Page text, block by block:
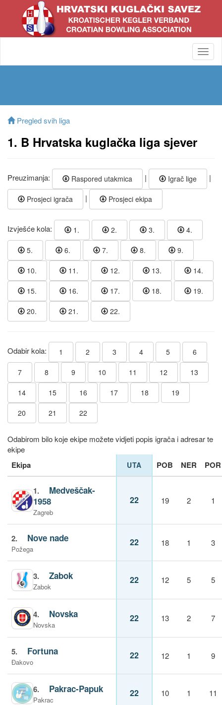
Pregled svih liga
1. B Hrvatska kuglačka liga sjever
Preuzimanja: Raspored utakmica | Igrač lige |
Prosjeci igrača | Prosjeci ekipa
Izvješće kola: 1. 2. 3. 4.
5. 6. 7. 8. 9.
10. 11. 12. 13. 14.
15. 16. 17. 18. 19.
20. 21. 22.
Odabir kola: 1 2 3 4 5 6
7 8 9 10 11 12 13
14 15 16 17 18 19
20 21 22
Odabirom bilo koje ekipe možete vidjeti popis igrača i adresar te
ekipe
Ekipa UTA POB NER POR
1.
Medveščak-
1958
Zagreb
22 19 2 1
2. Nove nade
Požega
22 18 1 3
3. Zabok
Zabok
22 12 5 5
4. Novska
Novska
22 13 2 7
5. Fortuna
Đakovo
22 12 1 9
6. Pakrac-Papuk
Pakrac
22 10 1 11